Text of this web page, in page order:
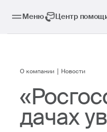
Меню Центр
О компании Новости
дачах